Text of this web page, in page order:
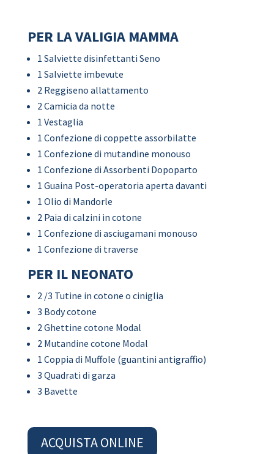
PER LA VALIGIA MAMMA
1 Salviette disinfettanti Seno
1 Salviette imbevute
2 Reggiseno allattamento
2 Camicia da notte
1 Vestaglia
1 Confezione di coppette assorbilatte
1 Confezione di mutandine monouso
1 Confezione di Assorbenti Dopoparto
1 Guaina Post-operatoria aperta davanti
1 Olio di Mandorle
2 Paia di calzini in cotone
1 Confezione di asciugamani monouso
1 Confezione di traverse
PER IL NEONATO
2 /3 Tutine in cotone o ciniglia
3 Body cotone
2 Ghettine cotone Modal
2 Mutandine cotone Modal
1 Coppia di Muffole (guantini antigraffio)
3 Quadrati di garza
3 Bavette
ACQUISTA ONLINE